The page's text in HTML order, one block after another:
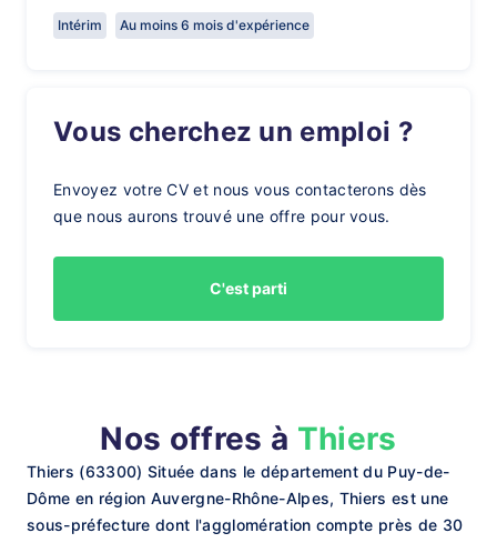
Intérim Au moins 6 mois d'expérience
Vous cherchez un emploi ?
Envoyez votre CV et nous vous contacterons dès
que nous aurons trouvé une offre pour vous.
C'est parti
Nos offres à Thiers
Thiers (63300) Située dans le département du Puy-de-
Dôme en région Auvergne-Rhône-Alpes, Thiers est une
sous-préfecture dont l'agglomération compte près de 30